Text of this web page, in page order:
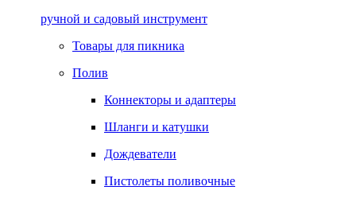
ручной и садовый инструмент
Товары для пикника
Полив
Коннекторы и адаптеры
Шланги и катушки
Дождеватели
Пистолеты поливочные